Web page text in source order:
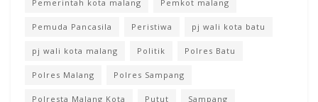
Pemerintah kota malang Pemkot malang
Pemuda Pancasila Peristiwa pj wali kota batu
pj wali kota malang Politik Polres Batu
Polres Malang Polres Sampang
Polresta Malang Kota Putut Sampang